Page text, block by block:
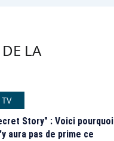
LA
TV
Story" : Voici pourquoi
aura pas de prime ce